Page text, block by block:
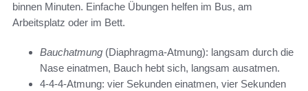
binnen Minuten. Einfache Übungen helfen im Bus, am
Arbeitsplatz oder im Bett.
Bauchatmung (Diaphragma-Atmung): langsam durch die
Nase einatmen, Bauch hebt sich, langsam ausatmen.
4-4-4-Atmung: vier Sekunden einatmen, vier Sekunden